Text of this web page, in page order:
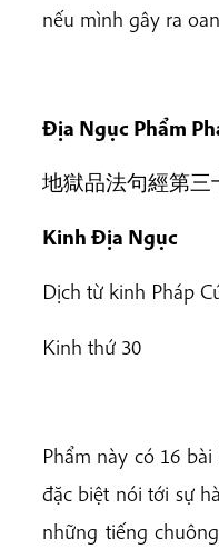
nếu mình gây ra
Địa Ngục Phẩm
地獄品法句經第三
Kinh Địa Ngục
Dịch từ kinh Pháp
Kinh thứ 30
Phẩm này có 16
đặc biệt nói tới sự
những tiếng